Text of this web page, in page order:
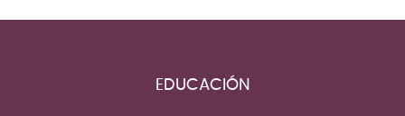
EDUCACIÓN